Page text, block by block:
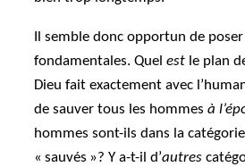
Il semble donc opportun de
fondamentales. Quelest le plan
Dieu fait exactement avec
de sauver tous les hommesà
hommes sont-ils dans la
« sauvés »? Y a-t-il d’autres